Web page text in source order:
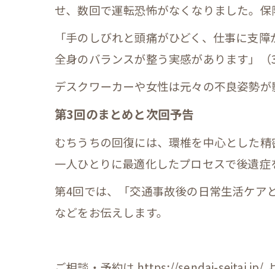
せ、数回で運転恐怖がなくなりました。
「手のしびれと頭痛がひどく、仕事に支
全身のバランスが整う実感があります」（
デスクワーカーや女性は元々の不良姿勢
第3回のまとめと次回予告
むちうちの回復には、環椎を中心とした
一人ひとりに最適化したプロセスで後遺
第4回では、「交通事故後の日常生活ケア
などをお伝えします。